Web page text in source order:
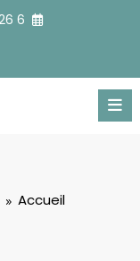
6 août 2026
Accueil